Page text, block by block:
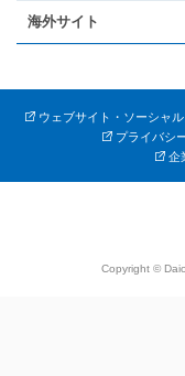
海外サイト
ウェブサイト・ソーシャ
プライバシ
企
Copyright ©